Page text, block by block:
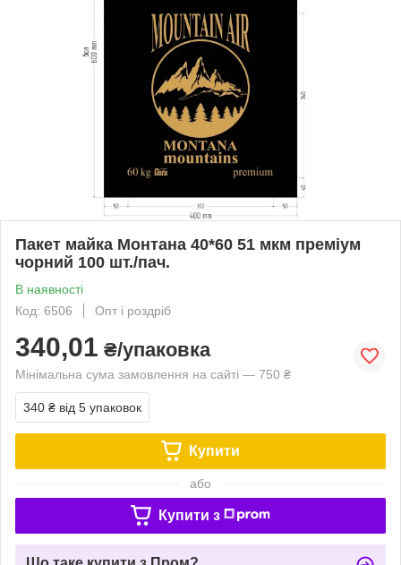
Пакет майка Монтана 40*60 51 мкм преміум
чорний 100 шт./пач.
В наявності
Код: 6506
Опт і роздріб
340,01 ₴/упаковка
Мінімальна сума замовлення на сайті — 750 ₴
340 ₴ від 5 упаковок
Купити
або
Купити з